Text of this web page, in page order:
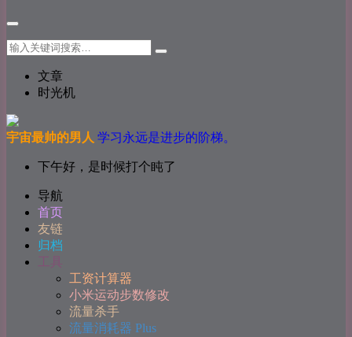
文章
时光机
宇宙最帅的男人 学习永远是进步的阶梯。
下午好，是时候打个盹了
导航
首页
友链
归档
工具
工资计算器
小米运动步数修改
流量杀手
流量消耗器 Plus